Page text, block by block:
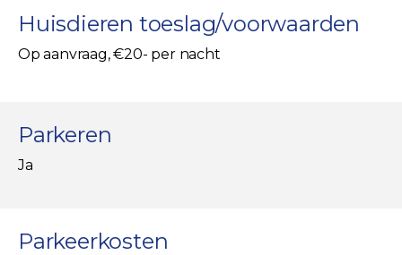
Huisdieren toeslag/voorwaarden
Op aanvraag, €20- per nacht
Parkeren
Ja
Parkeerkosten